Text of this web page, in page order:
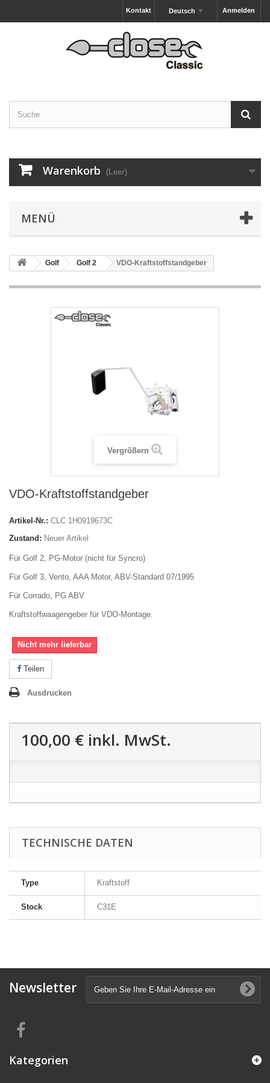
Anmelden
Deutsch
Kontakt
Warenkorb (Leer)
MENÜ
Golf Golf 2 VDO-Kraftstoffstandgeber
Vergrößern
VDO-Kraftstoffstandgeber
Artikel-Nr.: CLC 1H0919673C
Zustand: Neuer Artikel
Für Golf 2, PG-Motor (nicht für Syncro)
Für Golf 3, Vento, AAA Motor, ABV-Standard 07/1995
Für Corrado, PG ABV
Kraftstoffwaagengeber für VDO-Montage.
Nicht mehr lieferbar
Teilen
Ausdrucken
100,00 € inkl. MwSt.
TECHNISCHE DATEN
Type Kraftstoff
Stock C31E
Newsletter
Kategorien